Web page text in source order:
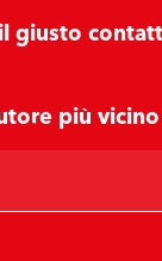
giusto
più